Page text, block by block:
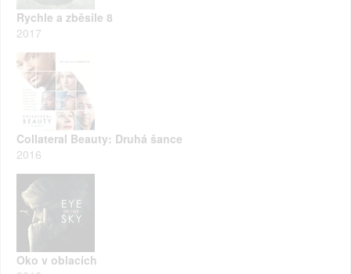
Rychle a zběsile 8
2017
Collateral Beauty: Druhá šance
2016
Oko v oblacích